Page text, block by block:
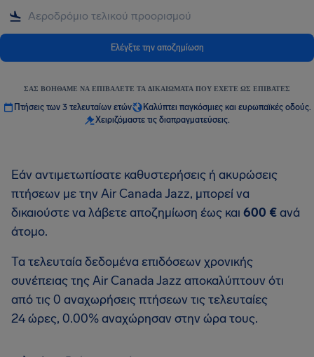
Ελέγξτε την αποζημίωση
ΣΑΣ ΒΟΗΘΆΜΕ ΝΑ ΕΠΙΒΆΛΕΤΕ ΤΑ ΔΙΚΑΙΏΜΑΤΑ ΠΟΥ ΈΧΕΤΕ ΩΣ ΕΠΙΒΆΤΕΣ
Πτήσεις των 3 τελευταίων ετών
Καλύπτει παγκόσμιες και ευρωπαϊκές οδούς.
Χειριζόμαστε τις διαπραγματεύσεις.
Εάν αντιμετωπίσατε καθυστερήσεις ή ακυρώσεις
πτήσεων με την Air Canada Jazz, μπορεί να
δικαιούστε να λάβετε αποζημίωση έως και 600 €ανά
άτομο.
Τα τελευταία δεδομένα επιδόσεων χρονικής
συνέπειας της Air Canada Jazz αποκαλύπτουν ότι
από τις 0 αναχωρήσεις πτήσεων τις τελευταίες
24 ώρες, 0.00% αναχώρησαν στην ώρα τους.